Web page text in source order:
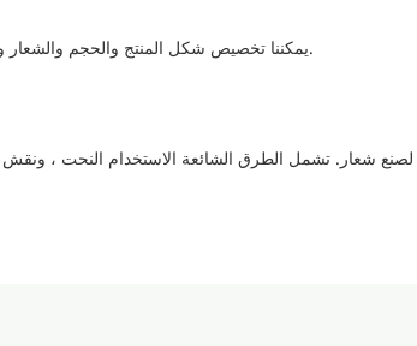
يمكننا تخصيص شكل المنتج والحجم والشعار والتصميم واللون والتعبئة وما إلى ذلك وفقًا لمتطلباتك. فقط أخبرنا بطلباتك ، وسنوفر رسومات ثلاثية الأبعاد لك للتحقق منها.
شعار. تشمل الطرق الشائعة الاستخدام النحت ، ونقش